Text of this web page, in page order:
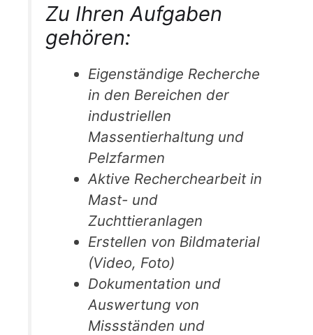
Zu Ihren Aufgaben
gehören:
Eigenständige Recherche
in den Bereichen der
industriellen
Massentierhaltung und
Pelzfarmen
Aktive Recherchearbeit in
Mast- und
Zuchttieranlagen
Erstellen von Bildmaterial
(Video, Foto)
Dokumentation und
Auswertung von
Missständen und